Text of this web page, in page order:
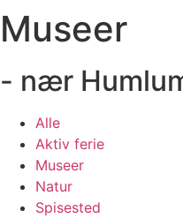
Museer
- nær
Alle
Aktiv ferie
Museer
Natur
Spisested